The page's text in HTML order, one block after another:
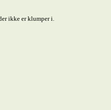
ikke er klumper i.